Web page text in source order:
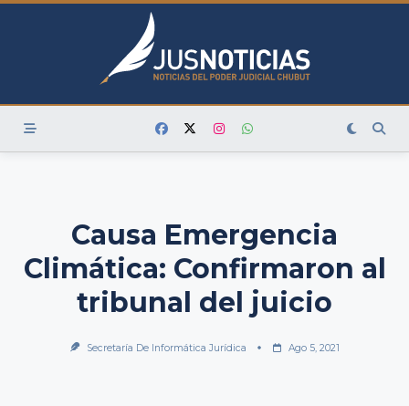
Skip
Causa Emergencia
Climática: Confirmaron al
tribunal del juicio
Secretaría De Informática Jurídica Ago 5, 2021